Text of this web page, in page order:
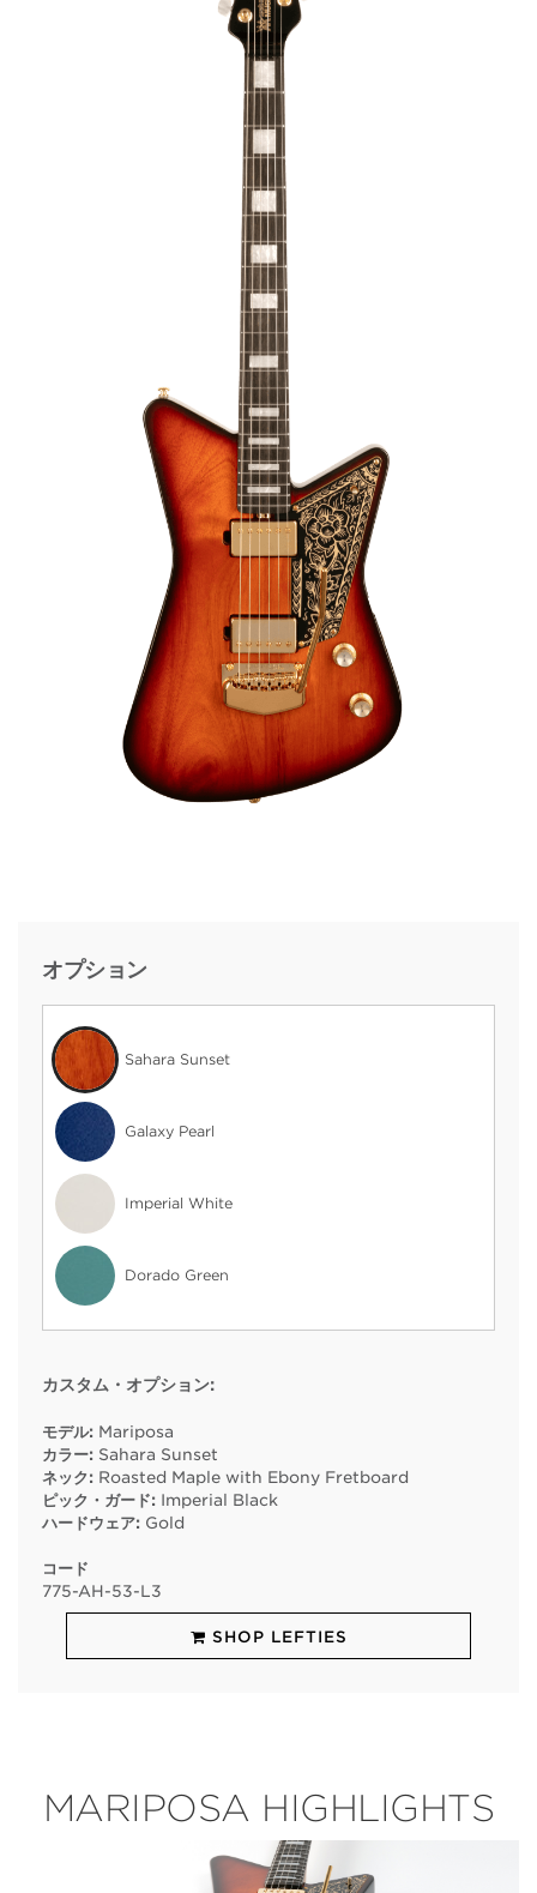
オプション
Sahara Sunset
Galaxy Pearl
Imperial White
Dorado Green
カスタム・オプション:
モデル: Mariposa
カラー: Sahara Sunset
ネック: Roasted Maple with Ebony Fretboard
ピック・ガード: Imperial Black
ハードウェア: Gold
コード
775-AH-53-L3
SHOP LEFTIES
MARIPOSA HIGHLIGHTS